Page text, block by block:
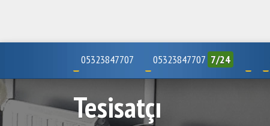
05323847707 05323847707 7/24
Tesisatçı